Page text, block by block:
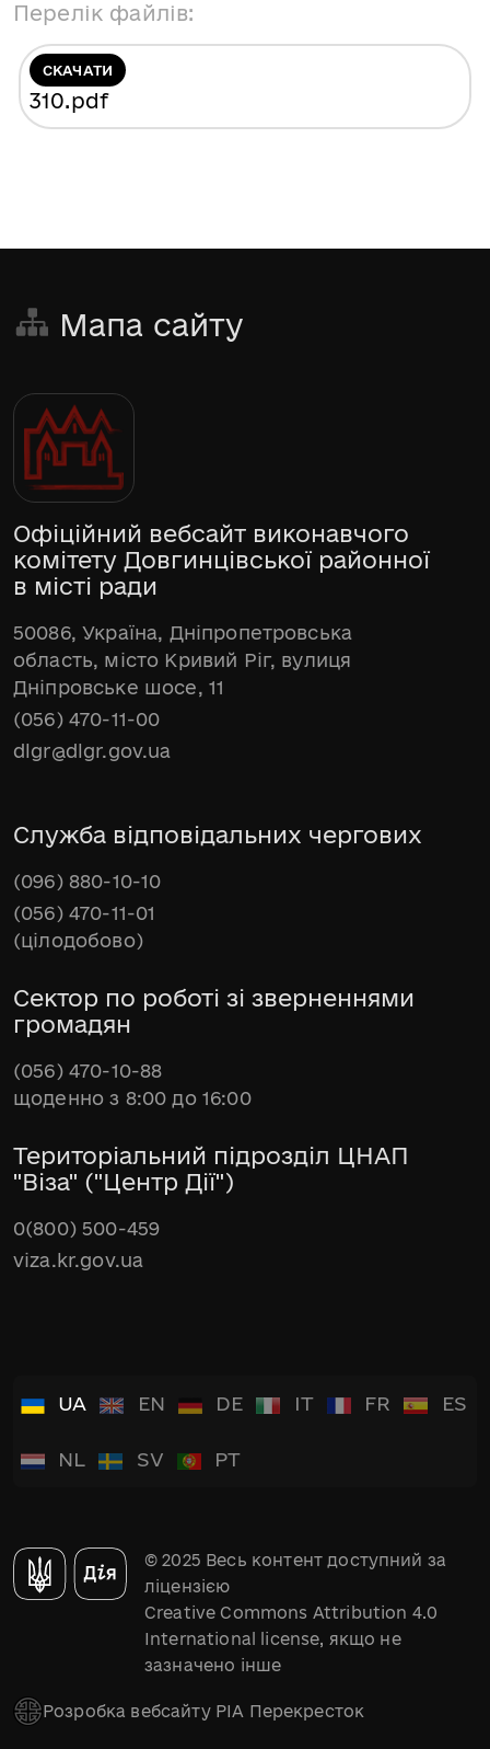
Перелік файлів:
СКАЧАТИ
310.pdf
Мапа сайту
Офіційний вебсайт виконавчого
комітету Довгинцівської районної
в місті ради
50086, Україна, Дніпропетровська
область, місто Кривий Ріг, вулиця
Дніпровське шосе, 11
(056) 470-11-00
dlgr@dlgr.gov.ua
Служба відповідальних чергових
(096) 880-10-10
(056) 470-11-01
(цілодобово)
Сектор по роботі зі зверненнями
громадян
(056) 470-10-88
щоденно з 8:00 до 16:00
Територіальний підрозділ ЦНАП
"Віза" ("Центр Дії")
0(800) 500-459
viza.kr.gov.ua
UA EN DE IT FR ES
NL SV PT
© 2025 Весь контент доступний за
ліцензією
Creative Commons Attribution 4.0
International license, якщо не
зазначено інше
Розробка вебсайту РІА Перекресток